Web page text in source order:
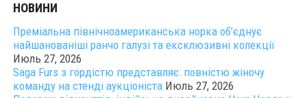
НОВИНИ
Преміальна північноамериканська норка об’єднує
найшанованіші ранчо галузі та ексклюзивні колекції
Июль 27, 2026
Saga Furs з гордістю представляє: повністю жіночу
команду на стенді аукціоніста Июль 27, 2026